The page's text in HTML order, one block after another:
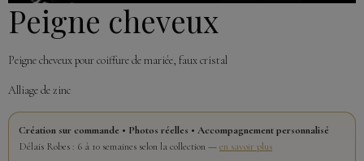
Peigne cheveux
Peigne cheveux pour coiffure de mariée, faux cristal
Alliage de zinc
Création sur commande • Photos réelles • Accompagnement personnalisé
Délais Robes : 6 à 10 semaines selon la collection — en savoir plus